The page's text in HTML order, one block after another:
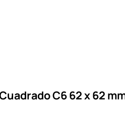
C6 62 x 62